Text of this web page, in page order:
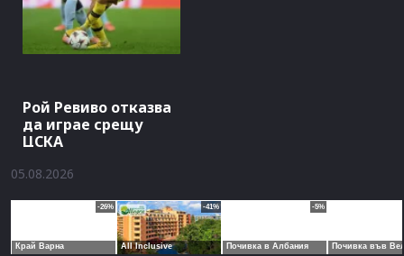
Рой Ревиво отказва
да играе срещу
ЦСКА
05.08.2026